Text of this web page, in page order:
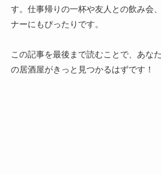
す。仕事帰りの一杯や友人との飲み会
ナーにもぴったりです。
この記事を最後まで読むことで、あな
の居酒屋がきっと見つかるはずです！